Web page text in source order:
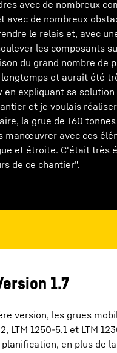
avec de nombreux
de nombreux
le relais et, avec
les composants
du grand nombre de
et aurait été
expliquant sa solution
et je voulais
la grue de 160
manœuvrer avec ces
et étroite. C'était
de ce chantier".
1.7
version, les grues
LTM 1250-5.1 et LTM
en plus de la